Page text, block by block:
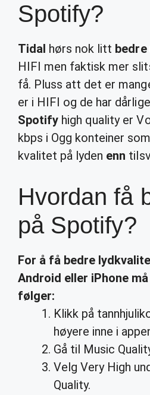
Spotify?
Tidal hørs nok litt bedre
HIFI men faktisk mer
få. Pluss att det er
er i HIFI og de har
Spotify high quality er
kbps i Ogg konteiner
kvalitet på lyden enn
Hvordan få
på Spotify?
For å få bedre
Android eller iPhone
følger:
Klikk på
høyere inne i
Gå til Music
Velg Very High
Quality.